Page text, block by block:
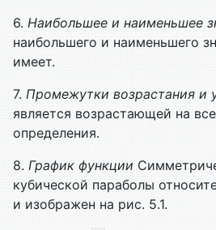
6. Наибольшее и наименьшее
наибольшего и наименьшего
имеет.
7. Промежутки возрастания и
является возрастающей на
определения.
8. График функции
кубической параболы
и изображен на рис. 5.1.